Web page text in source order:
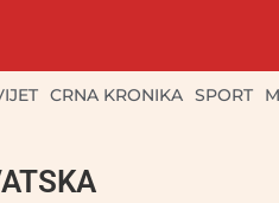
CRNA KRONIKA SPORT